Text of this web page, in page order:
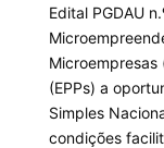
Edital PGDAU
Microempresas
(EPPs) a
Simples
condições